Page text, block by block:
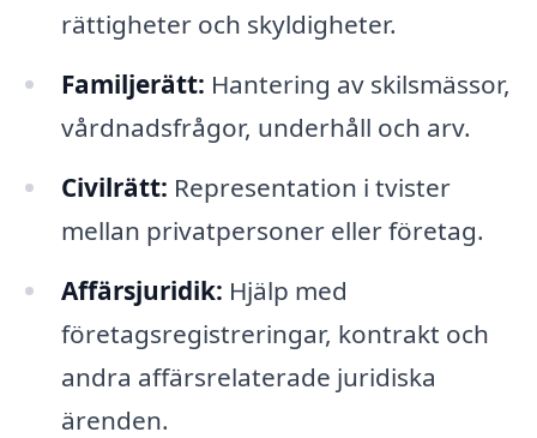
rättigheter och skyldigheter.
Familjerätt: Hantering av skilsmässor,
vårdnadsfrågor, underhåll och arv.
Civilrätt: Representation i tvister
mellan privatpersoner eller företag.
Affärsjuridik: Hjälp med
företagsregistreringar, kontrakt och
andra affärsrelaterade juridiska
ärenden.